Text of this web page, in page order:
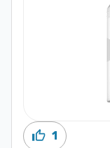
1